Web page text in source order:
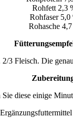
Rohfett 2,3
Rohfaser 5,0
Rohasche
3 Fleisch. Die
diese einige